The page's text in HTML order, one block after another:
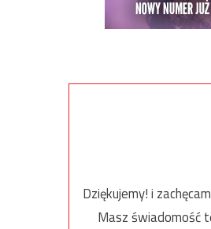
Dziękujemy! i
Masz świadomość